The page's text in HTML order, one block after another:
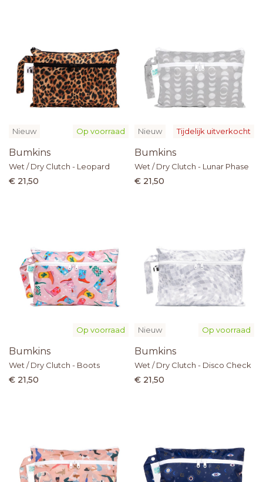
Op voorraad
Nieuw
Bumkins
Wet / Dry Clutch - Leopard
€ 21,50
Tijdelijk uitverkocht
Nieuw
Bumkins
Wet / Dry Clutch - Lunar Phase
€ 21,50
Op voorraad
Bumkins
Wet / Dry Clutch - Boots
€ 21,50
Op voorraad
Nieuw
Bumkins
Wet / Dry Clutch - Disco Check
€ 21,50